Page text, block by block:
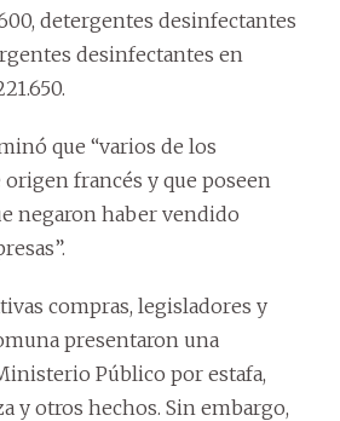
detergentes desinfectantes
desinfectantes en
que “varios de los
francés y que poseen
negaron haber vendido
compras, legisladores y
presentaron una
Público por estafa,
y otros hechos. Sin embargo,